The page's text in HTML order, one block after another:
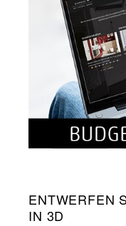
ENTWERFEN
IN 3D